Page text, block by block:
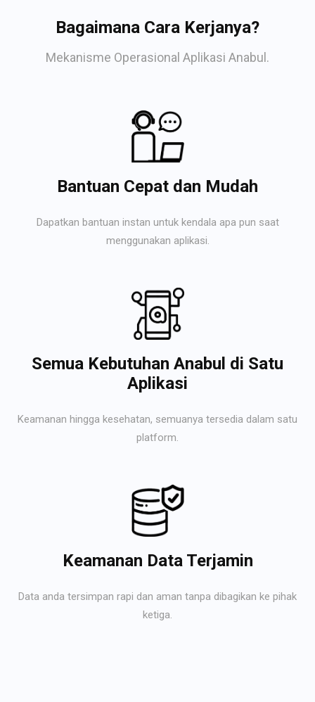
Bagaimana Cara Kerjanya?
Mekanisme Operasional Aplikasi Anabul.
Bantuan Cepat dan Mudah
Dapatkan bantuan instan untuk kendala apa pun saat
menggunakan aplikasi.
Semua Kebutuhan Anabul di Satu
Aplikasi
Keamanan hingga kesehatan, semuanya tersedia dalam satu
platform.
Keamanan Data Terjamin
Data anda tersimpan rapi dan aman tanpa dibagikan ke pihak
ketiga.